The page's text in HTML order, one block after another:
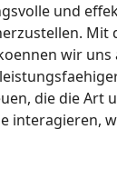
und
Mit
wir uns
die die Art
interagieren,